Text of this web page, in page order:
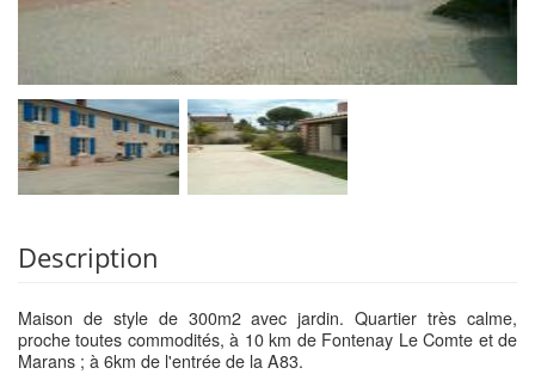
Description
Maison de style de 300m2 avec jardin. Quartier très calme,
proche toutes commodités, à 10 km de Fontenay Le Comte et de
Marans ; à 6km de l'entrée de la A83.